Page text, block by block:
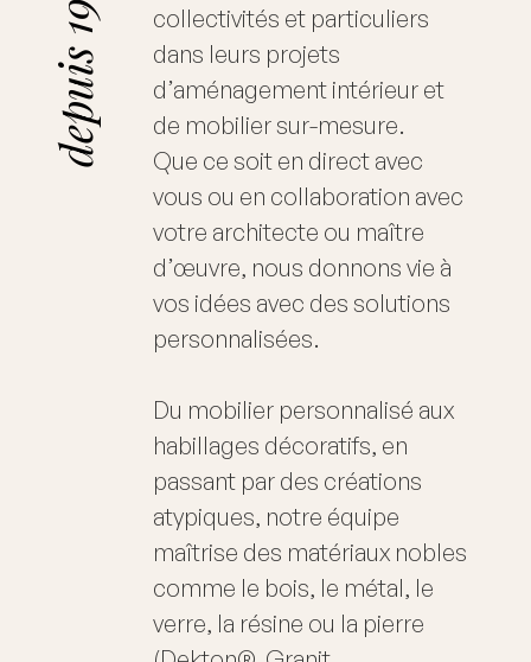
collectivités et particuliers
dans leurs projets
d’aménagement intérieur et
de mobilier sur-mesure.
Que ce soit en direct avec
vous ou en collaboration avec
votre architecte ou maître
d’œuvre, nous donnons vie à
vos idées avec des solutions
personnalisées.
Du mobilier personnalisé aux
habillages décoratifs, en
passant par des créations
atypiques, notre équipe
maîtrise des matériaux nobles
comme le bois, le métal, le
verre, la résine ou la pierre